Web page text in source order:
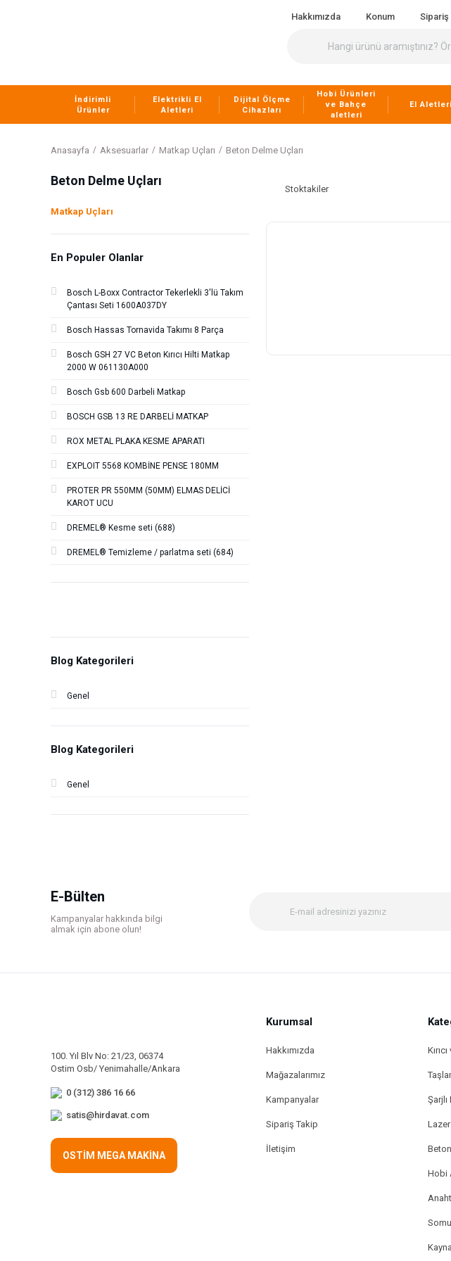
Hakkımızda Konum Sipariş
İndirimli
Ürünler
Elektrikli El
Aletleri
Dijital Ölçme
Cihazları
Hobi Ürünleri
ve Bahçe
aletleri
El Aletleri
Anasayfa Aksesuarlar Matkap Uçları Beton Delme Uçları
Beton Delme Uçları
Matkap Uçları
En Populer Olanlar
Bosch L-Boxx Contractor Tekerlekli 3'lü Takım
Çantası Seti 1600A037DY
Bosch Hassas Tornavida Takımı 8 Parça
Bosch GSH 27 VC Beton Kırıcı Hilti Matkap
2000 W 061130A000
Bosch Gsb 600 Darbeli Matkap
BOSCH GSB 13 RE DARBELİ MATKAP
ROX METAL PLAKA KESME APARATI
EXPLOIT 5568 KOMBİNE PENSE 180MM
PROTER PR 550MM (50MM) ELMAS DELİCİ
KAROT UCU
DREMEL® Kesme seti (688)
DREMEL® Temizleme / parlatma seti (684)
Blog Kategorileri
Genel
Blog Kategorileri
Genel
Stoktakiler
E-Bülten
Kampanyalar hakkında bilgi
almak için abone olun!
100. Yıl Blv No: 21/23, 06374
Ostim Osb/ Yenimahalle/Ankara
0 (312) 386 16 66
satis@hirdavat.com
OSTİM MEGA MAKİNA
Kurumsal
Hakkımızda
Mağazalarımız
Kampanyalar
Sipariş Takip
İletişim
Hobi